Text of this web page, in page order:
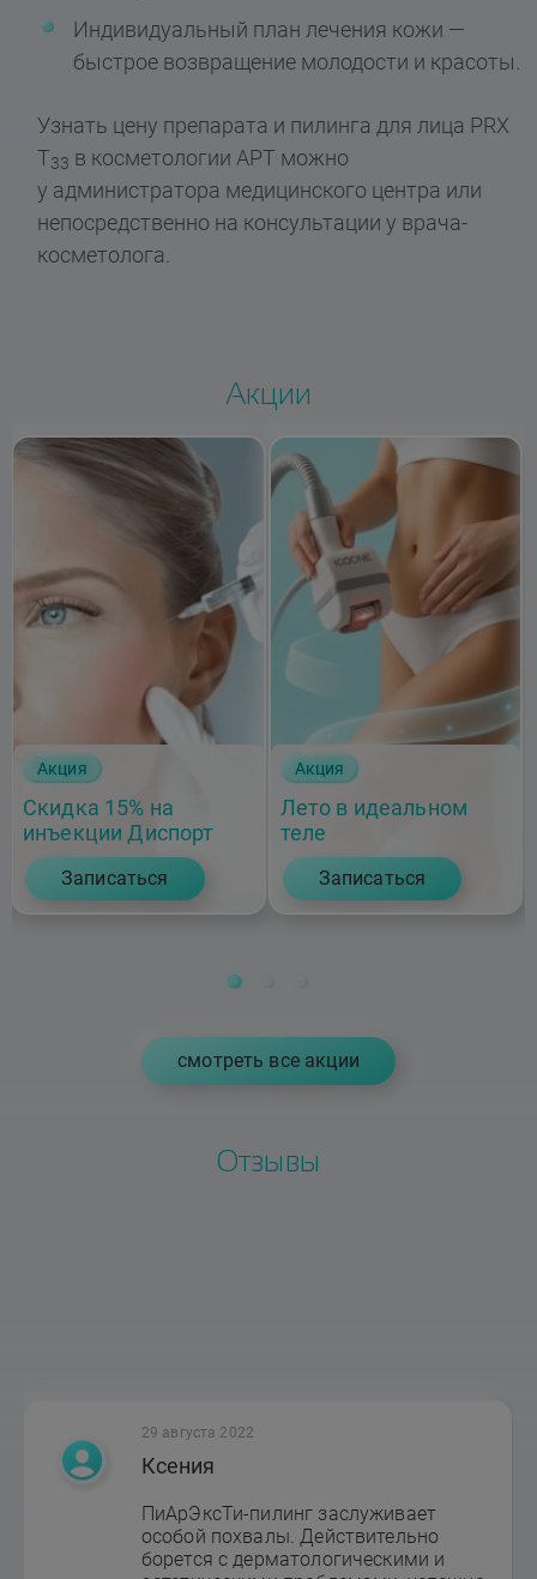
Индивидуальный план лечения кожи —
быстрое возвращение молодости и красоты.
Узнать цену препарата и пилинга для лица PRX
T33 в косметологии АРТ можно
у администратора медицинского центра или
непосредственно на консультации у врача-
косметолога.
Акции
Акция
Скидка 15% на
инъекции Диспорт
Записаться
Акция
Лето в идеальном
теле
Записаться
cмотреть все акции
Отзывы
29 августа 2022
Ксения
ПиАрЭксТи-пилинг заслуживает
особой похвалы. Действительно
борется с дерматологическими и